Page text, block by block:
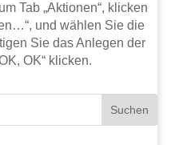
Tab „Aktionen“, klicken
und wählen Sie die
Sie das Anlegen der
OK“ klicken.